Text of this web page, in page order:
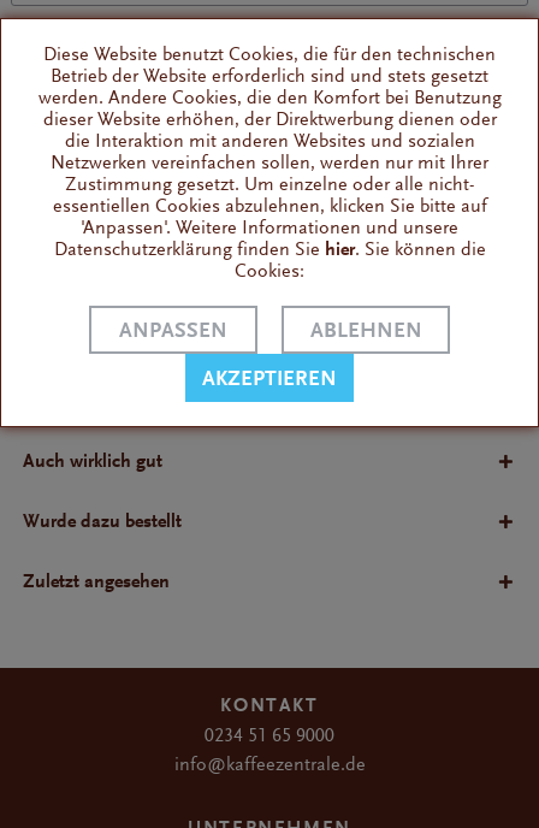
Wohin sonst mit dem Kaffeesatz?
Würfelförmige Klopfkiste
Wissenswertes
lackierter MDF zählt zu den Klassikern...
Bewertungen lesen, schreiben und diskutieren...
Auch wirklich gut
Wurde dazu bestellt
Zuletzt angesehen
KONTAKT
0234 51 65 9000
info@kaffeezentrale.de
Diese Website benutzt Cookies, die für den technischen
Betrieb der Website erforderlich sind und stets gesetzt
werden. Andere Cookies, die den Komfort bei Benutzung
dieser Website erhöhen, der Direktwerbung dienen oder
die Interaktion mit anderen Websites und sozialen
Netzwerken vereinfachen sollen, werden nur mit Ihrer
Zustimmung gesetzt. Um einzelne oder alle nicht-
essentiellen Cookies abzulehnen, klicken Sie bitte auf
'Anpassen'. Weitere Informationen und unsere
Datenschutzerklärung finden Sie hier. Sie können die
Cookies:
ANPASSEN
ABLEHNEN
AKZEPTIEREN